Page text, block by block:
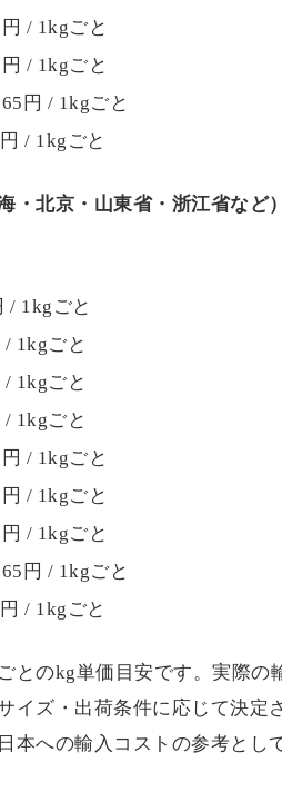
/ 1kgごと
/ 1kgごと
円 / 1kgごと
/ 1kgごと
・北京・山東省・浙江省など
/ 1kgごと
1kgごと
1kgごと
1kgごと
/ 1kgごと
/ 1kgごと
/ 1kgごと
円 / 1kgごと
/ 1kgごと
とのkg単価目安です。実際の
イズ・出荷条件に応じて決定
本への輸入コストの参考とし